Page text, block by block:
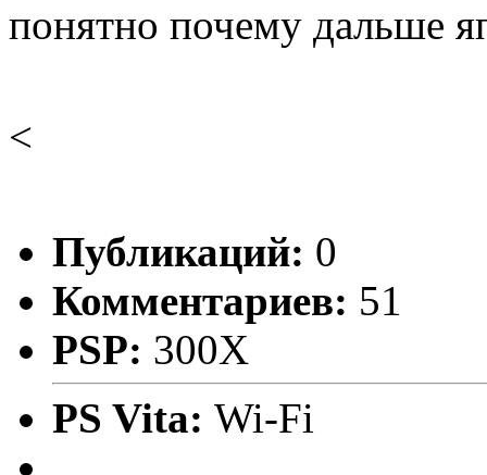
понятно почему дальше
<
Публикаций: 0
Комментариев: 51
PSP: 300X
PS Vita: Wi-Fi